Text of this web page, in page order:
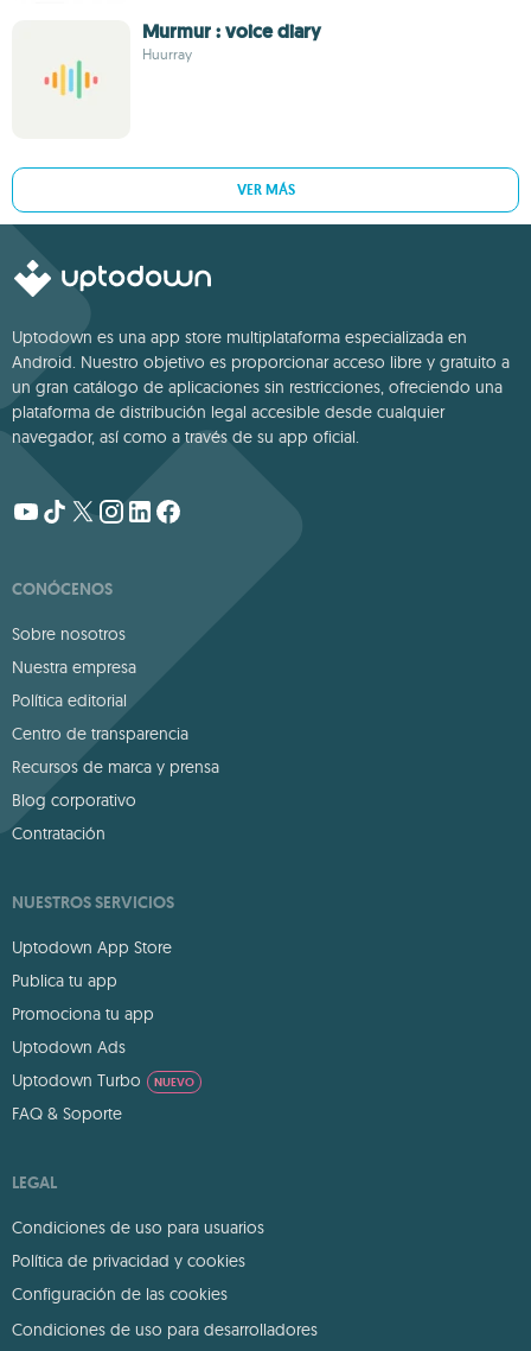
Murmur : voice diary
Huurray
VER MÁS
Uptodown es una app store multiplataforma especializada en
Android. Nuestro objetivo es proporcionar acceso libre y gratuito a
un gran catálogo de aplicaciones sin restricciones, ofreciendo una
plataforma de distribución legal accesible desde cualquier
navegador, así como a través de su app oficial.
CONÓCENOS
Sobre nosotros
Nuestra empresa
Política editorial
Centro de transparencia
Recursos de marca y prensa
Blog corporativo
Contratación
NUESTROS SERVICIOS
Uptodown App Store
Publica tu app
Promociona tu app
Uptodown Ads
Uptodown Turbo
NUEVO
FAQ & Soporte
LEGAL
Condiciones de uso para usuarios
Política de privacidad y cookies
Configuración de las cookies
Condiciones de uso para desarrolladores